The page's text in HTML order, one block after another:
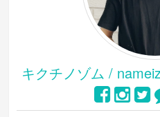
キクチノゾム /